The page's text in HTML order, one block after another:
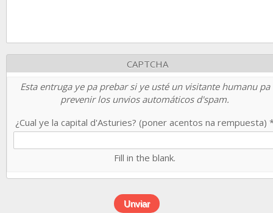
CAPTCHA
Esta entruga ye pa prebar si ye usté un visitante humanu pa
prevenir los unvios automáticos d'spam.
¿Cual ye la capital d'Asturies? (poner acentos na rempuesta)
Fill in the blank.